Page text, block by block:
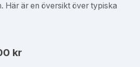
Här är en översikt över typiska
kr